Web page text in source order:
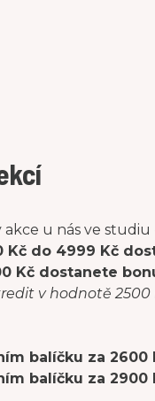
u nás ve
do 4999 Kč
Kč dostanete
v hodnotě 2500
balíčku za
balíčku za